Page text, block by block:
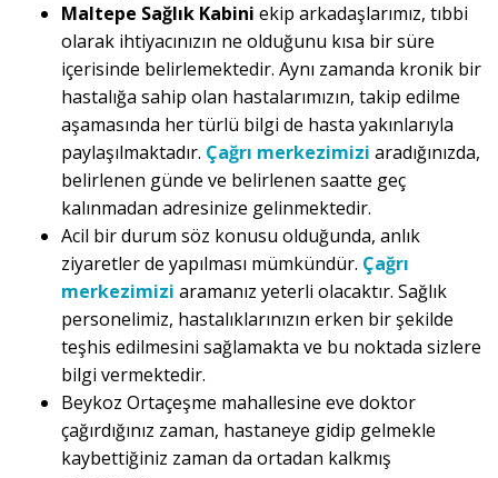
Maltepe Sağlık Kabini ekip arkadaşlarımız, tıbbi
olarak ihtiyacınızın ne olduğunu kısa bir süre
içerisinde belirlemektedir. Aynı zamanda kronik bir
hastalığa sahip olan hastalarımızın, takip edilme
aşamasında her türlü bilgi de hasta yakınlarıyla
paylaşılmaktadır. Çağrı merkezimizi aradığınızda,
belirlenen günde ve belirlenen saatte geç
kalınmadan adresinize gelinmektedir.
Acil bir durum söz konusu olduğunda, anlık
ziyaretler de yapılması mümkündür. Çağrı
merkezimizi aramanız yeterli olacaktır. Sağlık
personelimiz, hastalıklarınızın erken bir şekilde
teşhis edilmesini sağlamakta ve bu noktada sizlere
bilgi vermektedir.
Beykoz Ortaçeşme mahallesine eve doktor
çağırdığınız zaman, hastaneye gidip gelmekle
kaybettiğiniz zaman da ortadan kalkmış